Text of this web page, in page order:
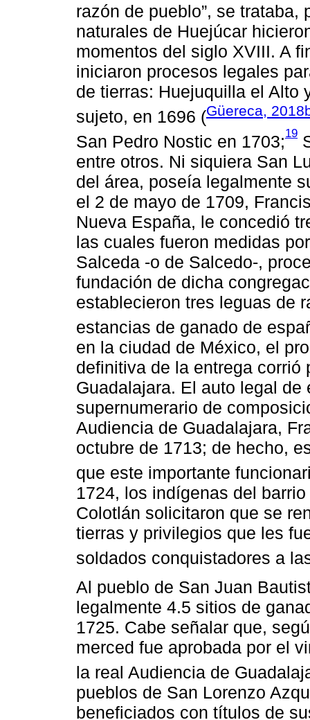
razón de pueblo”, se
naturales de Huejúcar
momentos del siglo XVIII. A
iniciaron procesos legales
de tierras: Huejuquilla el Alto
sujeto, en 1696 (Güereca,
San Pedro Nostic en 1703;19
entre otros. Ni siquiera San
del área, poseía legalmente
el 2 de mayo de 1709,
Nueva España, le concedió
las cuales fueron medidas
Salceda -o de Salcedo-,
fundación de dicha
establecieron tres leguas de
estancias de ganado de
en la ciudad de México, el
definitiva de la entrega corrió
Guadalajara. El auto legal
supernumerario de
Audiencia de Guadalajara,
octubre de 1713; de hecho,
que este importante
1724, los indígenas del
Colotlán solicitaron que se
tierras y privilegios que les
soldados conquistadores a
Al pueblo de San Juan
legalmente 4.5 sitios de
1725. Cabe señalar que,
merced fue aprobada por el
la real Audiencia de
pueblos de San Lorenzo
beneficiados con títulos de